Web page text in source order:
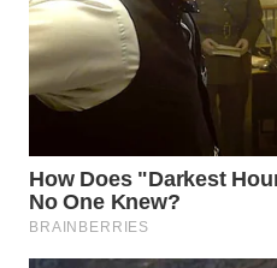
WN
KEPULAUAN
SERIBU
TANGERANG
WN